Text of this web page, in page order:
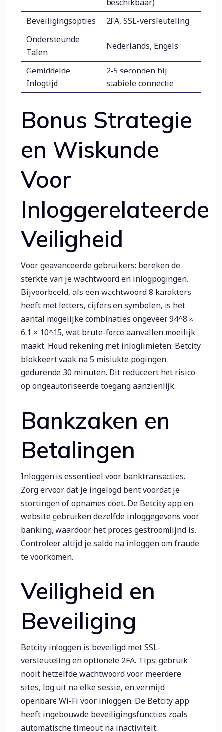
beschikbaar)
Beveiligingsopties
2FA, SSL-versleuteling
Ondersteunde
Talen
Nederlands, Engels
Gemiddelde
Inlogtijd
2-5 seconden bij
stabiele connectie
Bonus Strategie
en Wiskunde
Voor
Inloggerelateerde
Veiligheid
Voor geavanceerde gebruikers: bereken de
sterkte van je wachtwoord en inlogpogingen.
Bijvoorbeeld, als een wachtwoord 8 karakters
heeft met letters, cijfers en symbolen, is het
aantal mogelijke combinaties ongeveer 94^8 ≈
6.1 × 10^15, wat brute-force aanvallen moeilijk
maakt. Houd rekening met inloglimieten: Betcity
blokkeert vaak na 5 mislukte pogingen
gedurende 30 minuten. Dit reduceert het risico
op ongeautoriseerde toegang aanzienlijk.
Bankzaken en
Betalingen
Inloggen is essentieel voor banktransacties.
Zorg ervoor dat je ingelogd bent voordat je
stortingen of opnames doet. De Betcity app en
website gebruiken dezelfde inloggegevens voor
banking, waardoor het proces gestroomlijnd is.
Controleer altijd je saldo na inloggen om fraude
te voorkomen.
Veiligheid en
Beveiliging
Betcity inloggen is beveiligd met SSL-
versleuteling en optionele 2FA. Tips: gebruik
nooit hetzelfde wachtwoord voor meerdere
sites, log uit na elke sessie, en vermijd
openbare Wi-Fi voor inloggen. De Betcity app
heeft ingebouwde beveiligingsfuncties zoals
automatische timeout na inactiviteit.